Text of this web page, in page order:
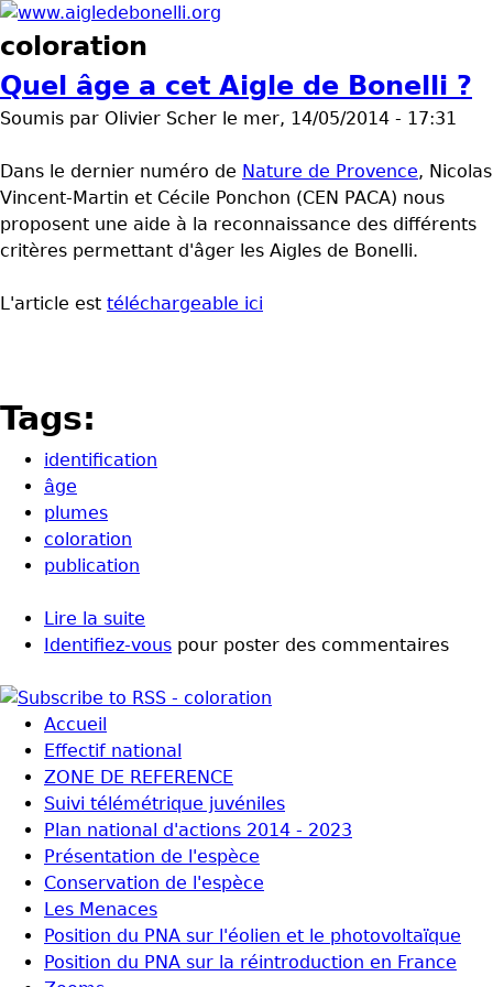
Aller au contenu principal
www.aigledebonelli.org
coloration
Quel âge a cet Aigle de Bonelli ?
Soumis par Olivier Scher le mer, 14/05/2014 - 17:31
Dans le dernier numéro de Nature de Provence, Nicolas
Vincent-Martin et Cécile Ponchon (CEN PACA) nous
proposent une aide à la reconnaissance des différents
critères permettant d'âger les Aigles de Bonelli.
L'article est téléchargeable ici
Tags:
identification
âge
plumes
coloration
publication
Lire la suite
Identifiez-vous pour poster des commentaires
Accueil
Effectif national
ZONE DE REFERENCE
Suivi télémétrique juvéniles
Plan national d'actions 2014 - 2023
Présentation de l'espèce
Conservation de l'espèce
Les Menaces
Position du PNA sur l'éolien et le photovoltaïque
Position du PNA sur la réintroduction en France